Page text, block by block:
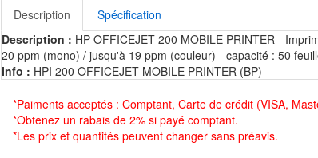
Description
Spécification
Description : HP OFFICEJET 200 MOBILE PRINTER -
20 ppm (mono) / jusqu'à 19 ppm (couleur) - capacité : 50
Info : HPI 200 OFFICEJET MOBILE PRINTER (BP)
*Paiments acceptés : Comptant, Carte de crédit (VISA,
*Obtenez un rabais de 2% si payé comptant.
*Les prix et quantités peuvent changer sans préavis.